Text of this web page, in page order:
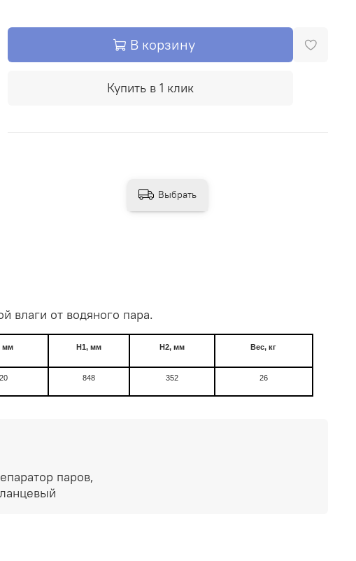
В корзину
Купить в 1 клик
влаги от водяного пара.
мм H1, мм H2, мм Вес, кг
848 352 26
паров,
Выбрать